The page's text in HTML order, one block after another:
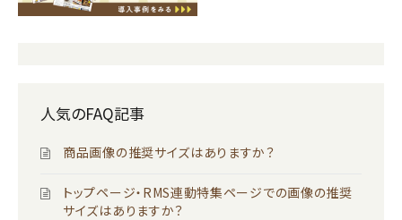
人気のFAQ記事
商品画像の推奨サイズはありますか？
トップページ・RMS連動特集ページでの画像の推奨
サイズはありますか？